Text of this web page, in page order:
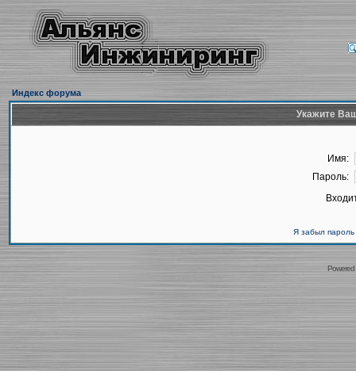
Индекс форума
Укажите
Имя:
Пароль:
Я забыл пароль